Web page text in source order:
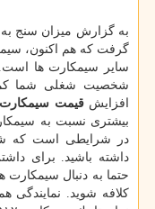
به گزارش میزان سنج به
شخصیت شغلی شما
افزایش قیمت سیمكارت
بیشتری نسبت به
حتما به دنبال سیمكارت
كلافه شوید.